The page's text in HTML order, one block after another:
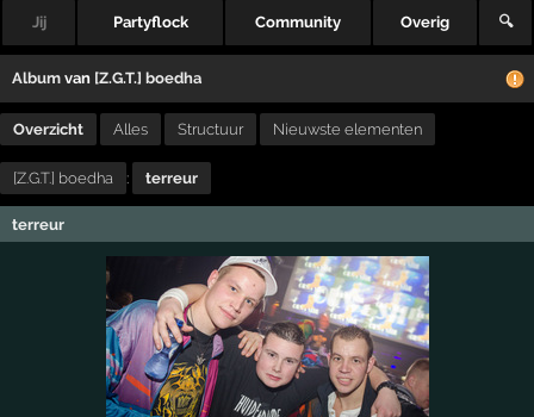
Jij Partyflock Community Overig 🔍
Album van [Z.G.T.] boedha
Overzicht Alles Structuur Nieuwste elementen
[Z.G.T.] boedha : terreur
terreur